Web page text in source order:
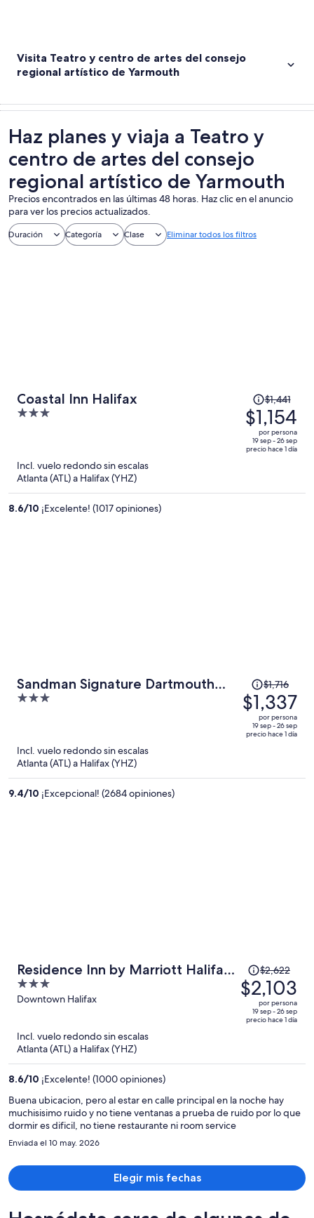
Visita Teatro y centro de artes del consejo
regional artístico de Yarmouth
Haz planes y viaja a Teatro y
centro de artes del consejo
regional artístico de Yarmouth
Precios encontrados en las últimas 48 horas. Haz clic en el anuncio
para ver los precios actualizados.
Duración Categoría Clase Eliminar todos los filtros
Coastal Inn Halifax
3
El
precio
era
de
$1,441
$1,441
$1,154
por persona
19 sep - 26 sep
precio hace 1 día
Incl. vuelo redondo sin escalas
Atlanta (ATL) a Halifax (YHZ)
8.6/10 ¡Excelente! (1017 opiniones)
Sandman Signature Dartmouth
Hotel & Suites
3
5
precio
era
de
$1,716
$1,716
$1,337
por persona
19 sep - 26 sep
precio hace 1 día
Incl. vuelo redondo sin escalas
Atlanta (ATL) a Halifax (YHZ)
9.4/10 ¡Excepcional! (2684 opiniones)
Residence Inn by Marriott Halifax
Downtown
3
out
Downtown Halifax
El
precio
era
de
$2,622
$2,103
por
$2,622
$2,103
por persona
19 sep - 26 sep
precio hace 1 día
Incl. vuelo redondo sin escalas
Atlanta (ATL) a Halifax (YHZ)
8.6/10 ¡Excelente! (1000 opiniones)
Buena ubicacion, pero al estar en calle principal en la noche hay
muchisisimo ruido y no tiene ventanas a prueba de ruido por lo que
dormir es dificil, no tiene restaurante ni room service
Enviada el 10 may. 2026
Elegir mis fechas